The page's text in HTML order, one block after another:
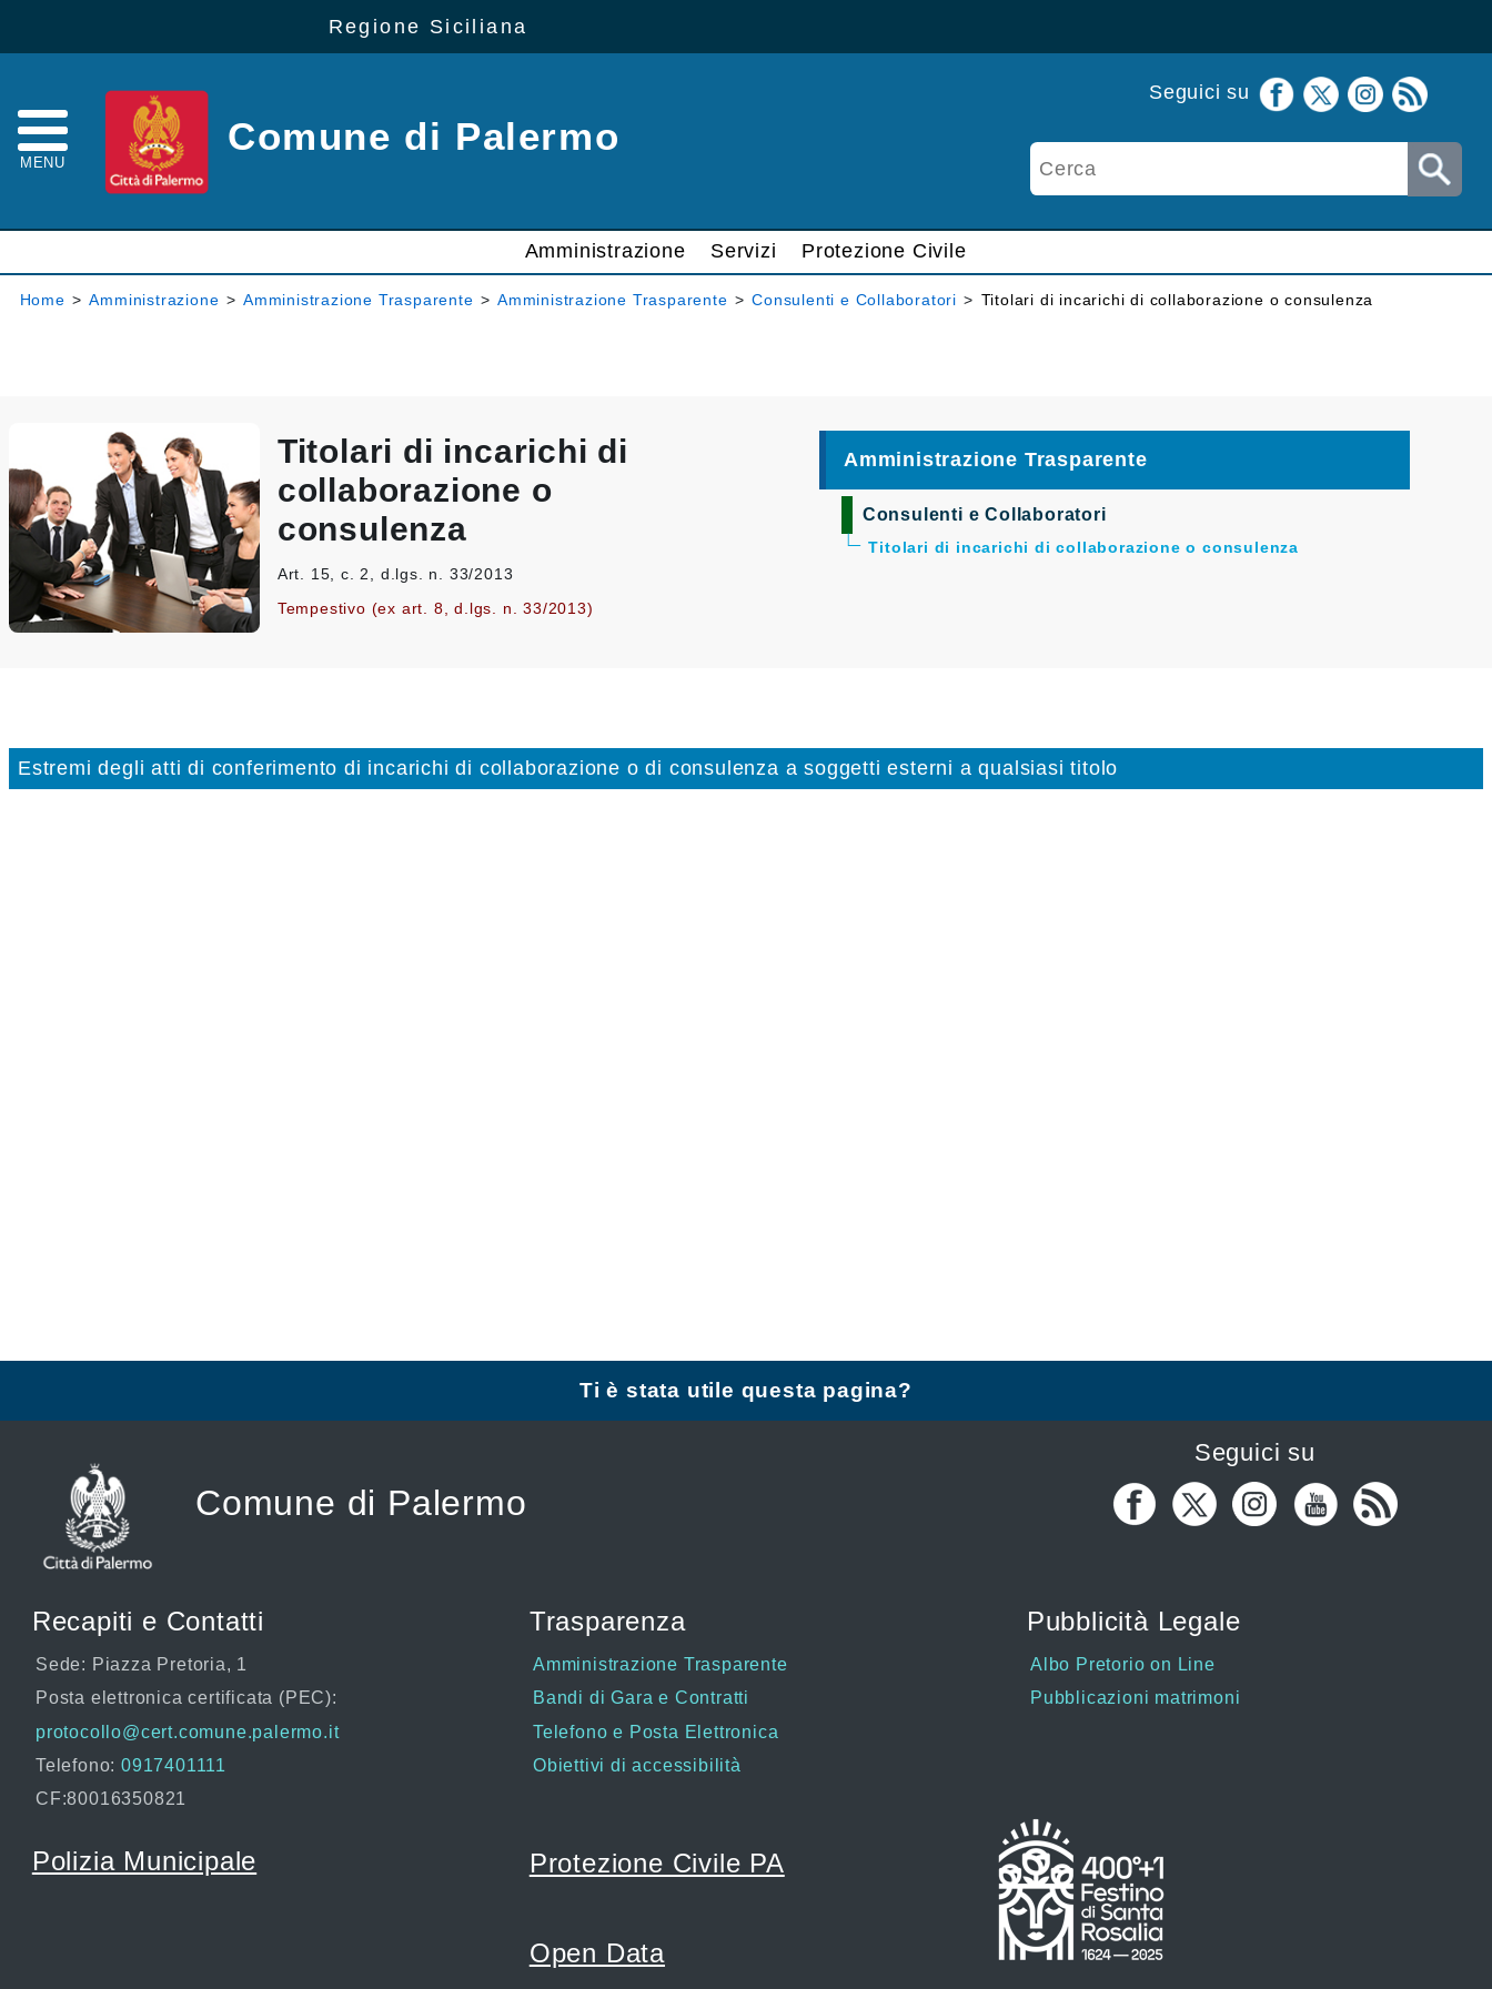
Regione Siciliana
MENU
Comune di Palermo
Seguici su
Amministrazione Servizi Protezione Civile
Home > Amministrazione > Amministrazione Trasparente > Amministrazione Trasparente > Consulenti e Collaboratori > Titolari di incarichi di collaborazione o consulenza
Titolari di incarichi di
collaborazione o
consulenza
Art. 15, c. 2, d.lgs. n. 33/2013
Tempestivo (ex art. 8, d.lgs. n. 33/2013)
Amministrazione Trasparente
Consulenti e Collaboratori
Titolari di incarichi di collaborazione o consulenza
Estremi degli atti di conferimento di incarichi di collaborazione o di consulenza a soggetti esterni a qualsiasi titolo
Ti è stata utile questa pagina?
Comune di Palermo
Recapiti e Contatti
Sede: Piazza Pretoria, 1
Posta elettronica certificata (PEC):
protocollo@cert.comune.palermo.it
Telefono: 0917401111
CF:80016350821
Polizia Municipale
Trasparenza
Amministrazione Trasparente
Bandi di Gara e Contratti
Telefono e Posta Elettronica
Obiettivi di accessibilità
Protezione Civile PA
Open Data
Pubblicità Legale
Albo Pretorio on Line
Pubblicazioni matrimoni
Seguici su